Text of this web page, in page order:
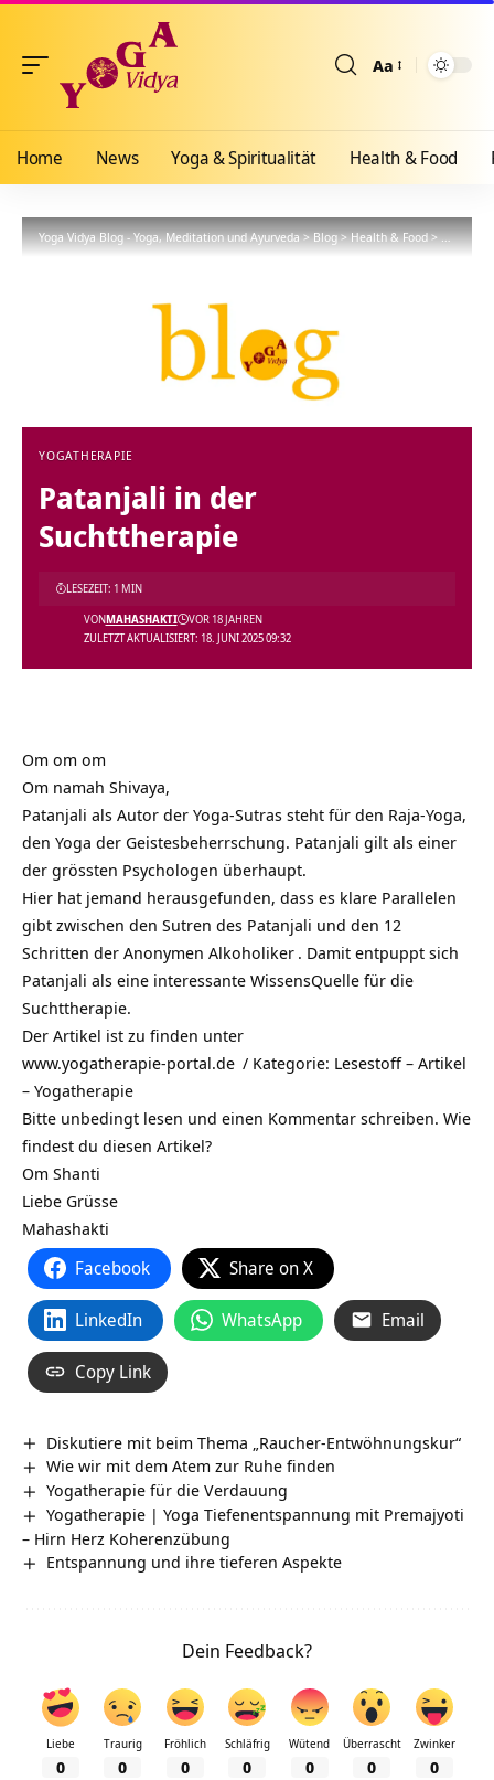
Aa
Home News Yoga & Spiritualität Health & Food
Yoga Vidya Blog - Yoga, Meditation und Ayurveda>Blog>Health & Food>
YOGATHERAPIE
Patanjali in der
Suchttherapie
ZULETZT AKTUALISIERT: 18. JUNI 2025 09:32
VONMAHASHAKTI VOR 18 JAHREN
LESEZEIT: 1 MIN
Om om om
Om namah Shivaya,
Patanjali als Autor der Yoga-Sutras steht für den Raja-Yoga,
den Yoga der Geistesbeherrschung. Patanjali gilt als einer
der grössten Psychologen überhaupt.
Hier hat jemand herausgefunden, dass es klare Parallelen
gibt zwischen den Sutren des Patanjali und den 12
Schritten der Anonymen Alkoholiker . Damit entpuppt sich
Patanjali als eine interessante WissensQuelle für die
Suchttherapie.
Der Artikel ist zu finden unter
www.yogatherapie-portal.de / Kategorie: Lesestoff – Artikel
– Yogatherapie
Bitte unbedingt lesen und einen Kommentar schreiben. Wie
findest du diesen Artikel?
Om Shanti
Liebe Grüsse
Mahashakti
Facebook Share on X
LinkedIn WhatsApp Email
Copy Link
Diskutiere mit beim Thema „Raucher-Entwöhnungskur“
Wie wir mit dem Atem zur Ruhe finden
Yogatherapie für die Verdauung
Yogatherapie | Yoga Tiefenentspannung mit Premajyoti
– Hirn Herz Koherenzübung
Entspannung und ihre tieferen Aspekte
Dein Feedback?
Liebe
0
Traurig
0
Fröhlich
0
Schläfrig
0
Wütend
0
Überrascht
0
Zwinker
0